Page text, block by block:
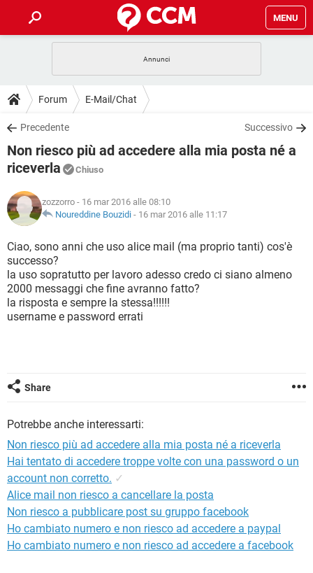
MENU
INTRATTENIMENTO
iOS
INSTAGRAM WHATSAPP
TIKTOK
HARDWARE
GUIDE
COVID-19
iOS
TIKTOK FACEBOOK
DOWNLOAD
COVID-19 GAMING
INTRATTENIMENTO
iOS WINDOWS 10
INSTAGRAM
TIKTOK FACEBOOK
HARDWARE
FORUM
INTRATTENIMENTO ANDROID
INSTAGRAM
TIKTOK FACEBOOK
HARDWARE
GLOSSARIO
COVID-19
INTRATTENIMENTO ANDROID
iOS WINDOWS 10
INSTAGRAM WHATSAPP
TIKTOK
Forum E-Mail/Chat
Precedente Successivo
Non riesco più ad accedere alla mia posta né a
riceverla
Chiuso
zozzorro - 16 mar 2016 alle 08:10
Noureddine Bouzidi - 16 mar 2016 alle 11:17
Ciao, sono anni che uso alice mail (ma proprio tanti) cos'è
successo?
la uso sopratutto per lavoro adesso credo ci siano almeno
2000 messaggi che fine avranno fatto?
la risposta e sempre la stessa!!!!!!
username e password errati
Share
Potrebbe anche interessarti:
Non riesco più ad accedere alla mia posta né a riceverla
Hai tentato di accedere troppe volte con una password o un
account non corretto. ✓
Alice mail non riesco a cancellare la posta
Non riesco a pubblicare post su gruppo facebook
Ho cambiato numero e non riesco ad accedere a paypal
Ho cambiato numero e non riesco ad accedere a facebook